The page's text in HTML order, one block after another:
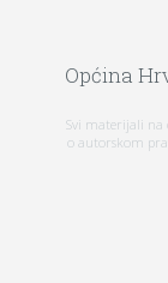
Općina
Svi materijali na
o autorskom